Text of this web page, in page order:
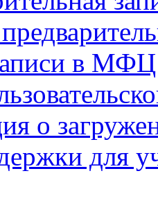
в МФЦ
о
для